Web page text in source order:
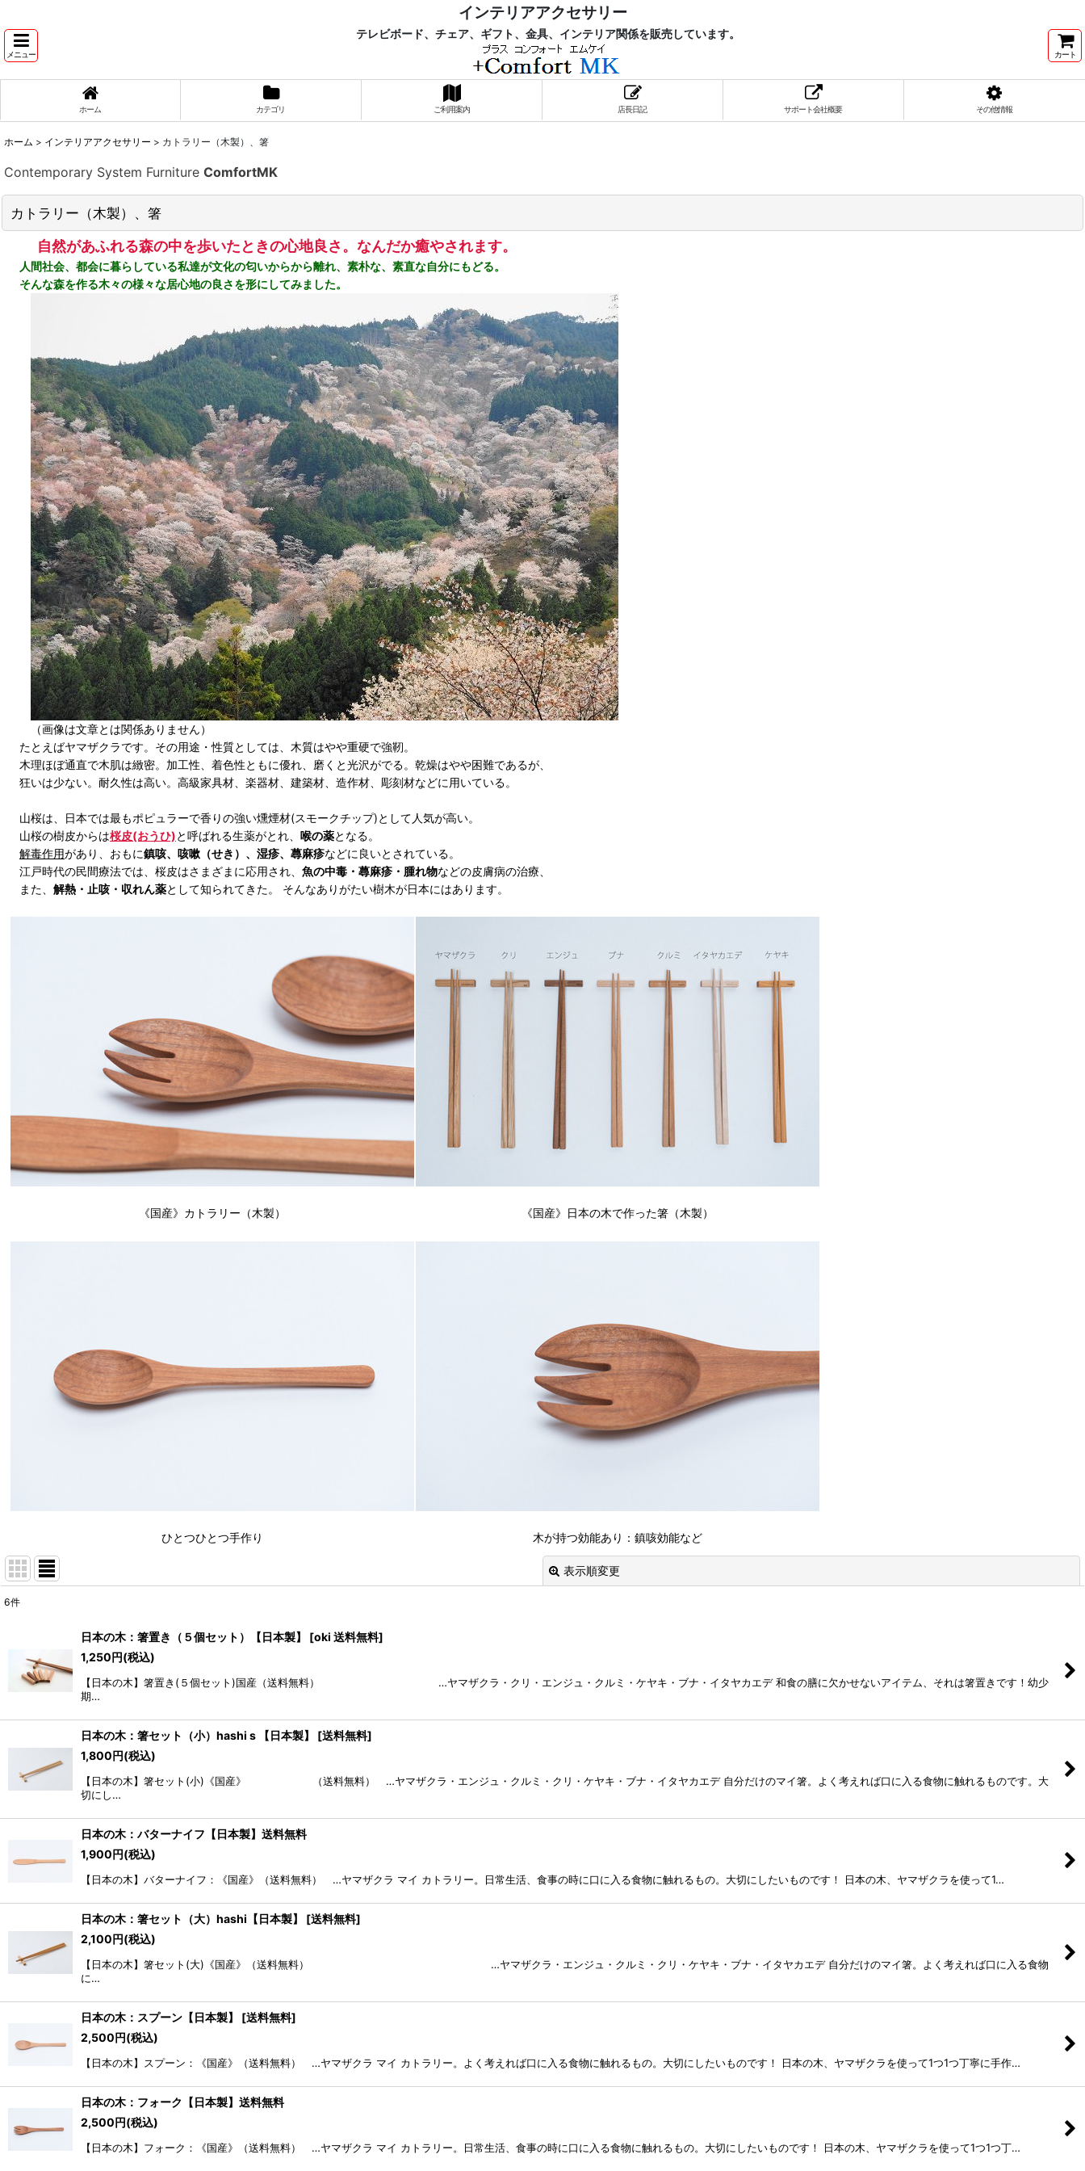
インテリアアクセサリー
メニュー
テレビボード、チェア、ギフト、金具、インテリア関係を販売しています。
カート
ホーム カテゴリ ご利用案内 店長日記 サポート会社概要 その他情報
ホーム > インテリアアクセサリー > カトラリー（木製）、箸
Contemporary System Furniture ComfortMK
カトラリー（木製）、箸
自然があふれる森の中を歩いたときの心地良さ。なんだか癒やされます。
人間社会、都会に暮らしている私達が文化の匂いからから離れ、素朴な、素直な自分にもどる。
そんな森を作る木々の様々な居心地の良さを形にしてみました。
（画像は文章とは関係ありません）
たとえばヤマザクラです。その用途・性質としては、木質はやや重硬で強靭。
木理ほぼ通直で木肌は緻密。加工性、着色性ともに優れ、磨くと光沢がでる。乾燥はやや困難であるが、
狂いは少ない。耐久性は高い。高級家具材、楽器材、建築材、造作材、彫刻材などに用いている。
山桜は、日本では最もポピュラーで香りの強い燻煙材(スモークチップ)として人気が高い。
山桜の樹皮からは桜皮(おうひ)と呼ばれる生薬がとれ、 喉の薬となる。
解毒作用があり、おもに鎮咳、咳嗽（せき）、湿疹、蕁麻疹などに良いとされている。
江戸時代の民間療法では、桜皮はさまざまに応用され、 魚の中毒・蕁麻疹・腫れ物などの皮膚病の治療、
また、 解熱・止咳・収れん薬として知られてきた。 そんなありがたい樹木が日本にはあります。
《国産》カトラリー（木製） 《国産》日本の木で作った箸（木製）
ひとつひとつ手作り 木が持つ効能あり：鎮咳効能など
表示順変更
並び順:
6件
日本の木：箸置き（５個セット）【日本製】 [oki 送料無料]
1,250円(税込)
【日本の木】箸置き(５個セット)国産（送料無料） …ヤマザクラ・クリ・エンジュ・クルミ・ケヤキ・ブナ・イタヤカエデ 和食の膳に欠かせないアイテム、それは箸置きです！幼少
期…
日本の木：箸セット（小）hashi s 【日本製】 [送料無料]
1,800円(税込)
【日本の木】箸セット(小)《国産》 （送料無料） …ヤマザクラ・エンジュ・クルミ・クリ・ケヤキ・ブナ・イタヤカエデ 自分だけのマイ箸。よく考えれば口に入る食物に触れるものです。大
切にし…
日本の木：バターナイフ【日本製】送料無料
1,900円(税込)
【日本の木】バターナイフ：《国産》（送料無料） …ヤマザクラ マイ カトラリー。日常生活、食事の時に口に入る食物に触れるもの。大切にしたいものです！ 日本の木、ヤマザクラを使って1…
日本の木：箸セット（大）hashi【日本製】 [送料無料]
2,100円(税込)
【日本の木】箸セット(大)《国産》（送料無料） …ヤマザクラ・エンジュ・クルミ・クリ・ケヤキ・ブナ・イタヤカエデ 自分だけのマイ箸。よく考えれば口に入る食物
に…
日本の木：スプーン【日本製】 [送料無料]
2,500円(税込)
【日本の木】スプーン：《国産》（送料無料） …ヤマザクラ マイ カトラリー。よく考えれば口に入る食物に触れるもの。大切にしたいものです！ 日本の木、ヤマザクラを使って1つ1つ丁寧に手作…
日本の木：フォーク【日本製】送料無料
2,500円(税込)
【日本の木】フォーク：《国産》（送料無料） …ヤマザクラ マイ カトラリー。日常生活、食事の時に口に入る食物に触れるもの。大切にしたいものです！ 日本の木、ヤマザクラを使って1つ1つ丁…